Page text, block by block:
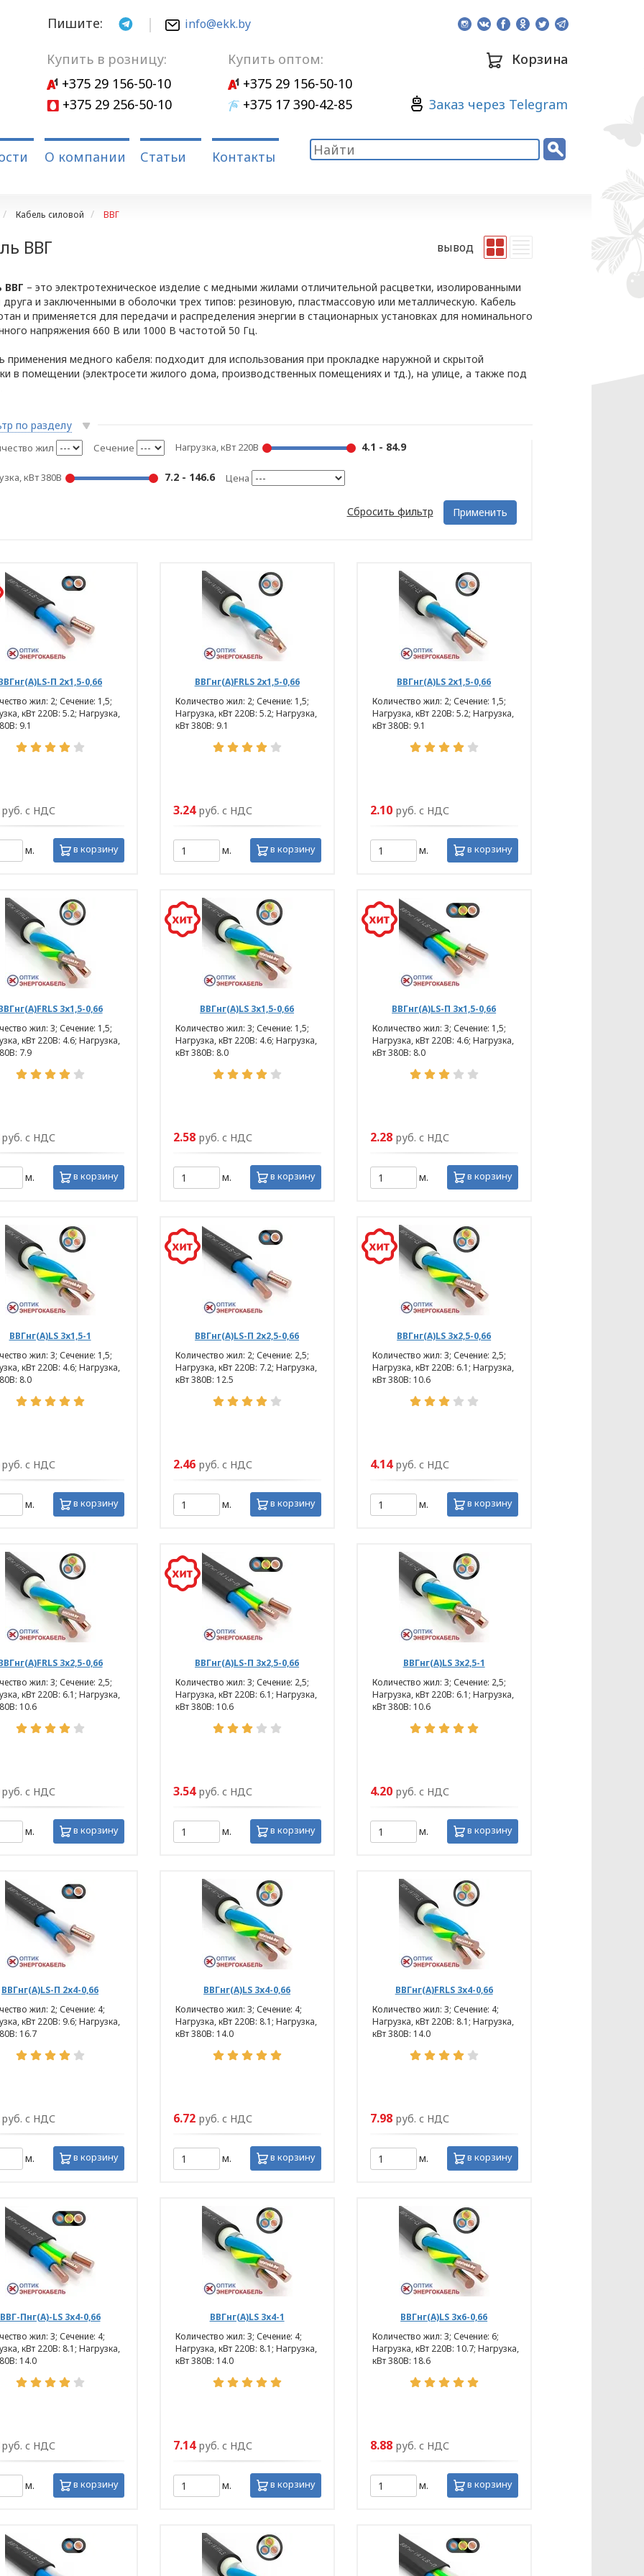
Пишите: info@ekk.by
Купить в розницу:
+375 29 156-50-10
+375 29 256-50-10
Купить оптом:
+375 29 156-50-10
+375 17 390-42-85
Корзина
Зaкaз через Telegram
О компании Статьи Контакты
Кабель силовой ВВГ
ВВГ вывод
ВВГ – это электротехническое изделие с медными жилами отличительной расцветки, изолированными
друга и заключенными в оболочки трех типов: резиновую, пластмассовую или металлическую. Кабель
и применяется для передачи и распределения энергии в стационарных установках для номинального
напряжения 660 В или 1000 В частотой 50 Гц.
применения медного кабеля: подходит для использования при прокладке наружной и скрытой
в помещении (электросети жилого дома, производственных помещениях и тд.), на улице, а также под
жил Сечение Нагрузка, кВт 220В 4.1 - 84.9
кВт 380В 7.2 - 146.6 Цена
Сбросить фильтр Применить
по разделу
П 2х1,5-0,66
жил: 2; Сечение: 1,5;
кВт 220В: 5.2; Нагрузка,
9.1
руб. с НДС
м. в корзину
ВВГнг(А)FRLS 2х1,5-0,66
Количество жил: 2; Сечение: 1,5;
Нагрузка, кВт 220В: 5.2; Нагрузка,
кВт 380В: 9.1
3.24 руб. с НДС
м. в корзину
ВВГнг(А)LS 2х1,5-0,66
Количество жил: 2; Сечение: 1,5;
Нагрузка, кВт 220В: 5.2; Нагрузка,
кВт 380В: 9.1
2.10 руб. с НДС
м. в корзину
3х1,5-0,66
жил: 3; Сечение: 1,5;
кВт 220В: 4.6; Нагрузка,
7.9
руб. с НДС
м. в корзину
ВВГнг(А)LS 3х1,5-0,66
Количество жил: 3; Сечение: 1,5;
Нагрузка, кВт 220В: 4.6; Нагрузка,
кВт 380В: 8.0
2.58 руб. с НДС
м. в корзину
ВВГнг(А)LS-П 3х1,5-0,66
Количество жил: 3; Сечение: 1,5;
Нагрузка, кВт 220В: 4.6; Нагрузка,
кВт 380В: 8.0
2.28 руб. с НДС
м. в корзину
ВВГнг(А)LS 3х1,5-1
жил: 3; Сечение: 1,5;
кВт 220В: 4.6; Нагрузка,
8.0
руб. с НДС
м. в корзину
ВВГнг(А)LS-П 2х2,5-0,66
Количество жил: 2; Сечение: 2,5;
Нагрузка, кВт 220В: 7.2; Нагрузка,
кВт 380В: 12.5
2.46 руб. с НДС
м. в корзину
ВВГнг(А)LS 3х2,5-0,66
Количество жил: 3; Сечение: 2,5;
Нагрузка, кВт 220В: 6.1; Нагрузка,
кВт 380В: 10.6
4.14 руб. с НДС
м. в корзину
3х2,5-0,66
жил: 3; Сечение: 2,5;
кВт 220В: 6.1; Нагрузка,
10.6
руб. с НДС
м. в корзину
ВВГнг(А)LS-П 3х2,5-0,66
Количество жил: 3; Сечение: 2,5;
Нагрузка, кВт 220В: 6.1; Нагрузка,
кВт 380В: 10.6
3.54 руб. с НДС
м. в корзину
ВВГнг(А)LS 3х2,5-1
Количество жил: 3; Сечение: 2,5;
Нагрузка, кВт 220В: 6.1; Нагрузка,
кВт 380В: 10.6
4.20 руб. с НДС
м. в корзину
ВВГнг(А)LS-П 2х4-0,66
жил: 2; Сечение: 4;
кВт 220В: 9.6; Нагрузка,
16.7
руб. с НДС
м. в корзину
ВВГнг(А)LS 3х4-0,66
Количество жил: 3; Сечение: 4;
Нагрузка, кВт 220В: 8.1; Нагрузка,
кВт 380В: 14.0
6.72 руб. с НДС
м. в корзину
ВВГнг(А)FRLS 3х4-0,66
Количество жил: 3; Сечение: 4;
Нагрузка, кВт 220В: 8.1; Нагрузка,
кВт 380В: 14.0
7.98 руб. с НДС
м. в корзину
ВВГ-Пнг(А)-LS 3х4-0,66
жил: 3; Сечение: 4;
кВт 220В: 8.1; Нагрузка,
14.0
руб. с НДС
м. в корзину
ВВГнг(А)LS 3х4-1
Количество жил: 3; Сечение: 4;
Нагрузка, кВт 220В: 8.1; Нагрузка,
кВт 380В: 14.0
7.14 руб. с НДС
м. в корзину
ВВГнг(А)LS 3х6-0,66
Количество жил: 3; Сечение: 6;
Нагрузка, кВт 220В: 10.7; Нагрузка,
кВт 380В: 18.6
8.88 руб. с НДС
м. в корзину
персональных данных
обработки персональных данных, требования к защите персональных
«ОПТИКЭНЕРГОКАБЕЛЬ».
персональных данных.
обработки и защиты персональных данных разрабатываются на основании
данных ООО «ЭлектроКабельКомплект».
отношений
данных
N 99-З «О защите персональных
данных);
N 455-З «Об информации,
Политики в отношении защиты персональных данных разрабатывает
данных в ООО «ОПТИКЭНЕРГОКАБЕЛЬ» (Приложение 1)
при обработке
данные (Приложение 2);
направленные на
персональных данных.
Положении
– информация, характеризующая физиологические и биологические особенности
и другое);
прекращение доступа к персональным данным без их удаления;